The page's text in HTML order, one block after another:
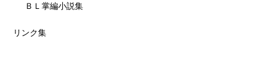
ＢＬ掌編小説集
リンク集